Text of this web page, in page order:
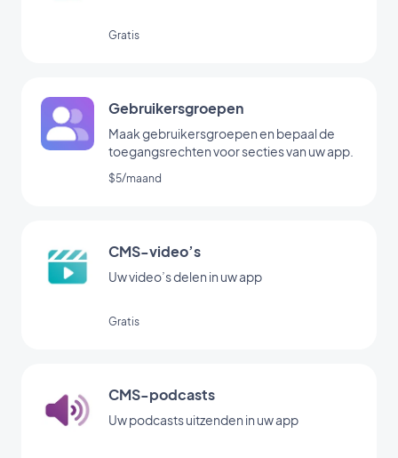
Gratis
Gebruikersgroepen
Maak gebruikersgroepen en bepaal de
toegangsrechten voor secties van uw app.
$5/maand
CMS-video’s
Uw video’s delen in uw app
Gratis
CMS-podcasts
Uw podcasts uitzenden in uw app